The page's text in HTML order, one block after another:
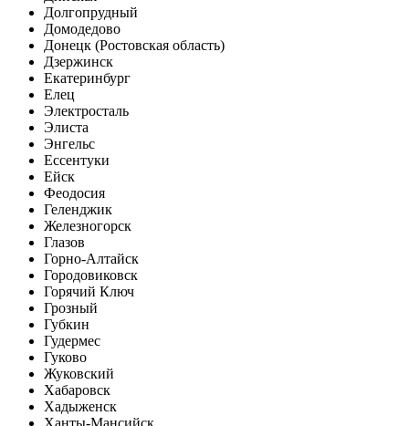
Долгопрудный
Домодедово
Донецк (Ростовская область)
Дзержинск
Екатеринбург
Елец
Электросталь
Элиста
Энгельс
Ессентуки
Ейск
Феодосия
Геленджик
Железногорск
Глазов
Горно-Алтайск
Городовиковск
Горячий Ключ
Грозный
Губкин
Гудермес
Гуково
Жуковский
Хабаровск
Хадыженск
Ханты-Мансийск